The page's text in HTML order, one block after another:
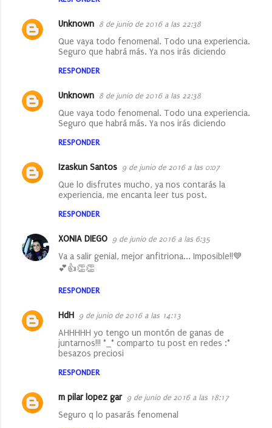
Unknown 8 de junio de 2016 a las 22:38
Que vaya todo fenomenal. Todo una experiencia.
Seguro que habrá más. Ya nos irás diciendo
RESPONDER
Unknown 8 de junio de 2016 a las 22:38
Que vaya todo fenomenal. Todo una experiencia.
Seguro que habrá más. Ya nos irás diciendo
RESPONDER
Izaskun Santos 9 de junio de 2016 a las 0:07
Que lo disfrutes mucho, ya nos contarás la
experiencia, me encanta leer tus post.
RESPONDER
XONIA DIEGO 9 de junio de 2016 a las 6:35
Va a salir genial, mejor anfitriona... Imposible!!💙
💕👍👏👏
RESPONDER
HdH 9 de junio de 2016 a las 14:13
AHHHHH yo tengo un montón de ganas de
juntarnos!!! *_* comparto tu post en redes :*
besazos preciosi
RESPONDER
m pilar lopez gar 9 de junio de 2016 a las 18:17
Seguro q lo pasarás fenomenal